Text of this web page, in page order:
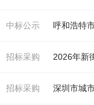
中标公示
招标采购 2026年新
招标采购 深圳市城